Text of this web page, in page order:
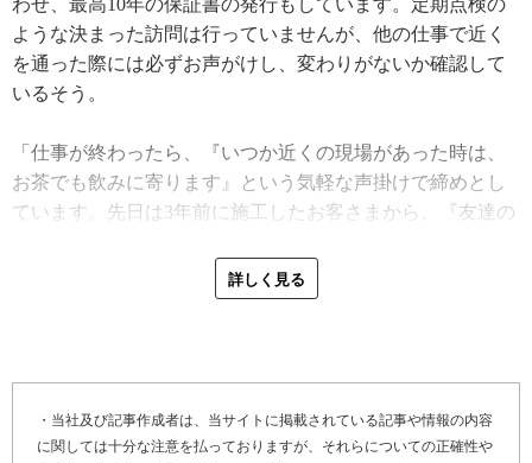
時期なのかな」という半信半疑の質問スタイルだそう。齋
藤さんはお客さまの疑問や不安を解決するために、屋根に
上がり点検を行います。
いです。家の外から見える低い位置に設置された屋根は軒
先の下なのであまり傷まないんですが、上の方は常に紫外
線を浴びているため思ったよりも表面の劣化が進んでいま
す。錆が出始めるとそこから進んでいくので、早めの塗り
替えや屋根修理が有効とお伝えして、サンダーによる錆取
ないことが大切だと、お客さまに説明しています」
わせ、最高10年の保証書の発行もしています。定期点検の
ような決まった訪問は行っていませんが、他の仕事で近く
を通った際には必ずお声がけし、変わりがないか確認して
いるそう。
「仕事が終わったら、『いつか近くの現場があった時は、
お茶でも飲みに寄ります』という気軽な声掛けで締めとし
ています。先日は3年前に施工したお客さまから、『友達の
介や追加の工事も大歓迎なので、施工後も何かあれば気軽
化や雨漏り修理でお困りのお客さま、そして屋根リフォー
ムや屋根修理を検討しているお客さまへメッセージです。
詳しく見る
・当社及び記事作成者は、当サイトに掲載されている記事や情報の内容
に関しては十分な注意を払っておりますが、それらについての正確性や